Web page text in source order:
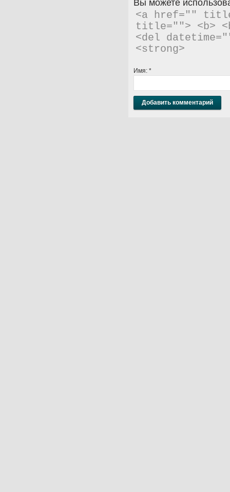
Вы можете
<a href=""
title=""> <b>
<del
<strong>
Имя: *